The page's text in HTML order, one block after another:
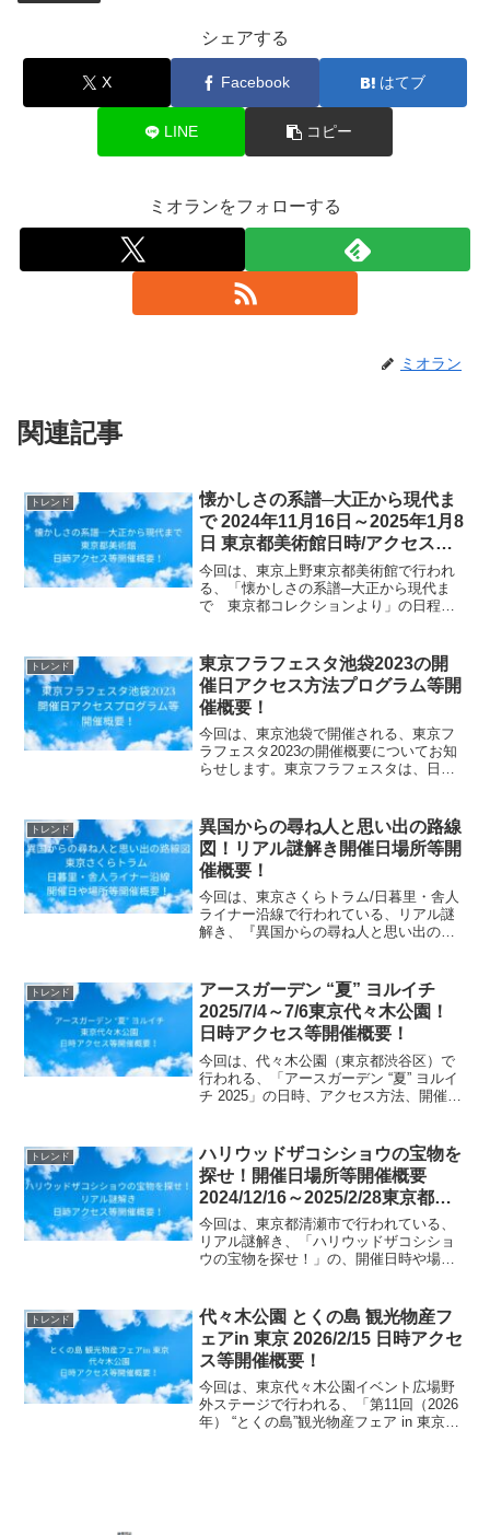
シェアする
X Facebook はてブ
LINE コピー
ミオランをフォローする
ミオラン
関連記事
トレンド
懐かしさの系譜─大正から現代ま
で 2024年11月16日～2025年1月8
日 東京都美術館日時/アクセス方
法等開催概要！
今回は、東京上野東京都美術館で行われ
る、「懐かしさの系譜─大正から現代ま
で 東京都コレクションより」の日程・
は、何を意味するのでしょうか。本展で
は、東京都コレクションの絵...
トレンド
東京フラフェスタ池袋2023の開
催日アクセス方法プログラム等開
催概要！
今回は、東京池袋で開催される、東京フ
ラフェスタ2023の開催概要についてお知
らせします。東京フラフェスタは、日本
夜祭、7/22（土）・7/23（日）本祭。
今...
トレンド
異国からの尋ね人と思い出の路線
図！リアル謎解き開催日場所等開
催概要！
今回は、東京さくらトラム/日暮里・舎人
ライナー沿線で行われている、リアル謎
解き、『異国からの尋ね人と思い出の路
す。リアル脱出ゲーム 潜入捜査官エウレ
カの願い 〜耳をすまし...
トレンド
アースガーデン “夏” ヨルイチ
2025/7/4～7/6東京代々木公園！
日時アクセス等開催概要！
今回は、代々木公園（東京都渋谷区）で
行われる、「アースガーデン “夏” ヨルイ
チ 2025」の日時、アクセス方法、開催概
て進化し、盆踊りや台湾夜市など夏の夜
を彩るイベ...
トレンド
ハリウッドザコシショウの宝物を
探せ！開催日場所等開催概要
2024/12/16～2025/2/28東京都清
瀬市
今回は、東京都清瀬市で行われている、
リアル謎解き、「ハリウッドザコシショ
ウの宝物を探せ！」の、開催日時や場
るリアル謎解きイベントの作り方: 〜結成
から１年の初公演で満員...
トレンド
代々木公園 とくの島 観光物産フ
ェアin 東京 2026/2/15 日時アクセ
ス等開催概要！
今回は、東京代々木公園イベント広場野
外ステージで行われる、「第11回（2026
年） “とくの島”観光物産フェア in 東京」